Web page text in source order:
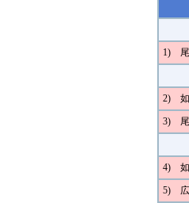
1)
2) 如
3)
4) 如
5) 広